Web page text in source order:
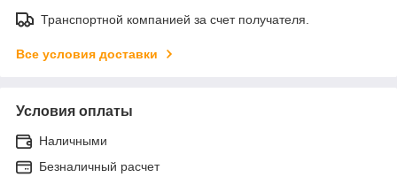
Транспортной компанией за счет получателя.
Все условия доставки
Условия оплаты
Наличными
Безналичный расчет